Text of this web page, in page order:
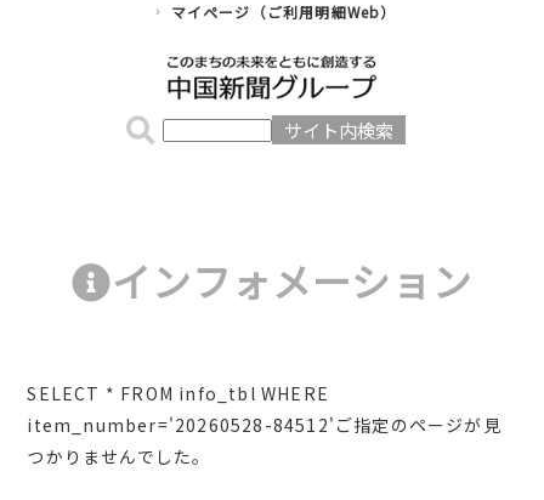
マイページ（ご利用明細Web）
インフォメーション
SELECT * FROM info_tbl WHERE
item_number='20260528-84512'ご指定のページが見
つかりませんでした。